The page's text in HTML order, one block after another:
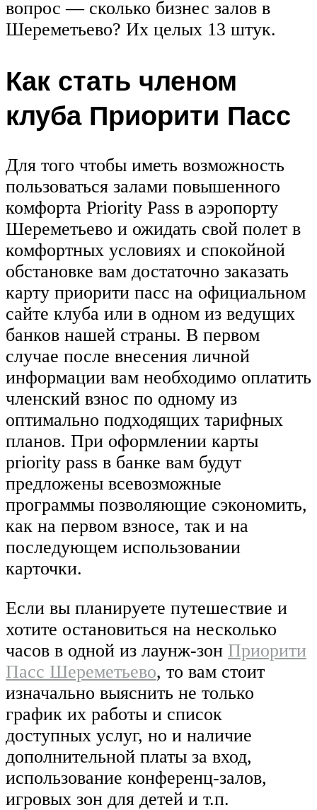
вопрос — сколько бизнес залов в
Шереметьево? Их целых 13 штук.
Как стать членом
клуба Приорити Пасс
Для того чтобы иметь возможность
пользоваться залами повышенного
комфорта Priority Pass в аэропорту
Шереметьево и ожидать свой полет в
комфортных условиях и спокойной
обстановке вам достаточно заказать
карту приорити пасс на официальном
сайте клуба или в одном из ведущих
банков нашей страны. В первом
случае после внесения личной
информации вам необходимо оплатить
членский взнос по одному из
оптимально подходящих тарифных
планов. При оформлении карты
priority pass в банке вам будут
предложены всевозможные
программы позволяющие сэкономить,
как на первом взносе, так и на
последующем использовании
карточки.
Если вы планируете путешествие и
хотите остановиться на несколько
часов в одной из лаунж-зон Приорити
Пасс Шереметьево, то вам стоит
изначально выяснить не только
график их работы и список
доступных услуг, но и наличие
дополнительной платы за вход,
использование конференц-залов,
игровых зон для детей и т.п.